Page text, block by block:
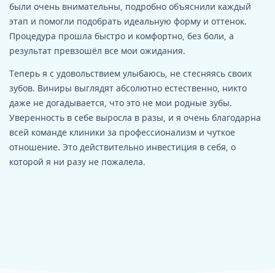
были очень внимательны, подробно объяснили каждый
этап и помогли подобрать идеальную форму и оттенок.
Процедура прошла быстро и комфортно, без боли, а
результат превзошёл все мои ожидания.
Теперь я с удовольствием улыбаюсь, не стесняясь своих
зубов. Виниры выглядят абсолютно естественно, никто
даже не догадывается, что это не мои родные зубы.
Уверенность в себе выросла в разы, и я очень благодарна
всей команде клиники за профессионализм и чуткое
отношение. Это действительно инвестиция в себя, о
которой я ни разу не пожалела.